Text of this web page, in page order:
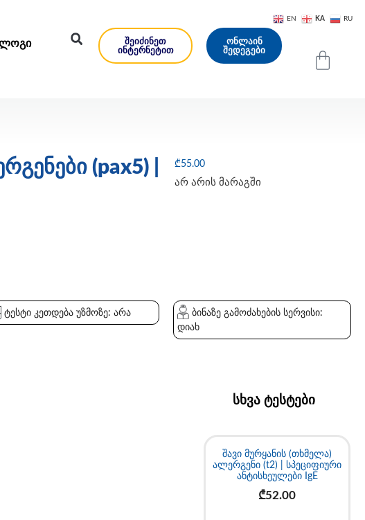
ᲨᲔᲘᲫᲘᲜᲔᲗ
ᲘᲜᲢᲔᲠᲜᲔᲢᲘᲗ
ᲝᲜᲚᲐᲘᲜ
ᲨᲔᲓᲔᲒᲔᲑᲘ
(pax5) |
₾55.00
არ არის მარაგში
ტესტი კეთდება უზმოზე: არა
ბინაზე გამოძახების სერვისი:
დიახ
სხვა ტესტები
შავი მურყანის (თხმელა)
ალერგენი (t2) | სპეციფიური
ანტისხეულები IgE
₾52.00
EN KA RU